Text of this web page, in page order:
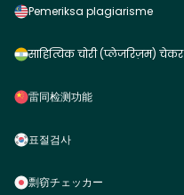
Pemeriksa plagiarisme
साहित्यिक चोरी (प्लेजरिज़म) चेकर
雷同检测功能
표절검사
剽窃チェッカー